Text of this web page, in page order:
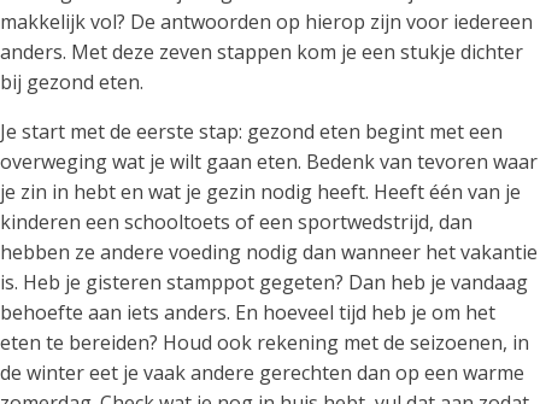
makkelijk vol? De antwoorden op hierop zijn voor iedereen
anders. Met deze zeven stappen kom je een stukje dichter
bij gezond eten.
Je start met de eerste stap: gezond eten begint met een
overweging wat je wilt gaan eten. Bedenk van tevoren waar
je zin in hebt en wat je gezin nodig heeft. Heeft één van je
kinderen een schooltoets of een sportwedstrijd, dan
hebben ze andere voeding nodig dan wanneer het vakantie
is. Heb je gisteren stamppot gegeten? Dan heb je vandaag
behoefte aan iets anders. En hoeveel tijd heb je om het
eten te bereiden? Houd ook rekening met de seizoenen, in
de winter eet je vaak andere gerechten dan op een warme